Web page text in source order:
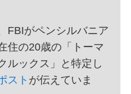
FBIがペンシルバニア
住の20歳の「トーマ
ルックス」と特定し
スト が伝えていま